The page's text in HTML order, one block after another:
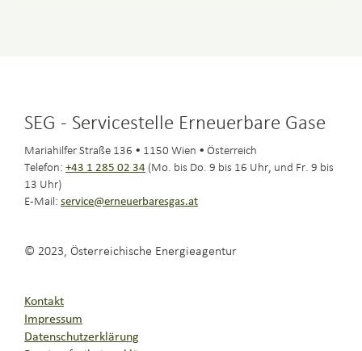
SEG - Servicestelle Erneuerbare Gase
Mariahilfer Straße 136 • 1150 Wien • Österreich
Telefon: +43 1 285 02 34 (Mo. bis Do. 9 bis 16 Uhr, und Fr. 9 bis
13 Uhr)
E-Mail: service@erneuerbaresgas.at
© 2023, Österreichische Energieagentur
Kontakt
Impressum
Datenschutzerklärung